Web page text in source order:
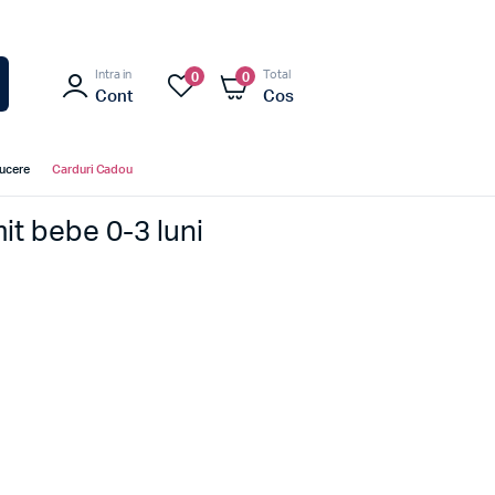
Intra in
Cont
0 Total
Cos
0
Carduri Cadou
bebe 0-3 luni